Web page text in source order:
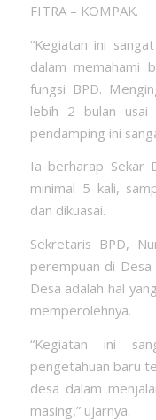
FITRA – KOMPAK.
“Kegiatan ini
dalam memahami
fungsi BPD.
lebih 2 bulan usai
pendamping ini
Ia berharap Sekar
minimal 5 kali,
dan dikuasai.
Sekretaris BPD,
perempuan di
Desa adalah hal
memperolehnya.
“Kegiatan ini
pengetahuan baru
desa dalam
masing,” ujarnya.